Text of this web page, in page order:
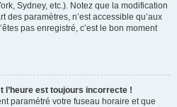
Sydney, etc.). Notez que la modification
des paramètres, n’est accessible qu’aux
pas enregistré, c’est le bon moment
l’heure est toujours incorrecte !
paramétré votre fuseau horaire et que